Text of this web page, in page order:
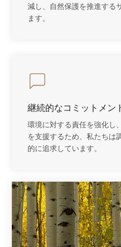
減し、自然保護を推進する
ます。
継続的なコミットメン
環境に対する責任を強化し
を支援するため、私たちは
的に追求しています。